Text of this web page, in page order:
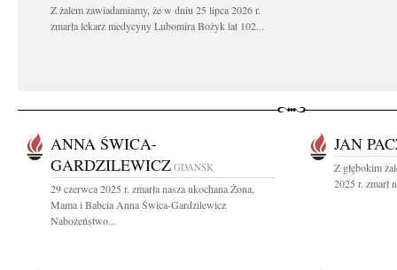
Z żalem zawiadamiamy, że w dniu 25 lipca 2026 r.
zmarła lekarz medycyny Lubomira Bożyk lat 102...
ANNA ŚWICA-
GARDZILEWICZ GDAŃSK
29 czerwca 2025 r. zmarła nasza ukochana Żona,
Mama i Babcia Anna Świca-Gardzilewicz
Nabożeństwo...
JAN
Z głębokim
2025 r. zmarł